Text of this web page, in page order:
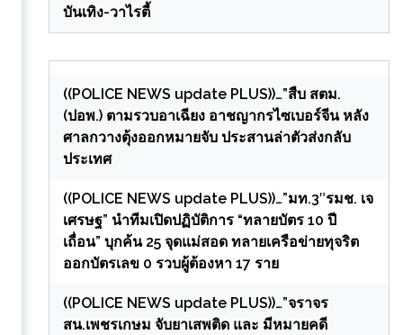
บันเทิง-วาไรตี้
((POLICE NEWS update PLUS))…”สืบ สตม.
(ปอพ.) ตามรวบอาเฉียง อาชญากรไซเบอร์จีน หลัง
ศาลกวางตุ้งออกหมายจับ ประสานล่าตัวส่งกลับ
ประเทศ
((POLICE NEWS update PLUS))…”มท.3″รมช. เจ
เศรษฐ” นำทีมเปิดปฏิบัติการ “ทลายบัตร 10 ปี
เถื่อน” บุกค้น 25 จุดแม่สอด ทลายเครือข่ายทุจริต
ออกบัตรเลข 0 รวบผู้ต้องหา 17 ราย
((POLICE NEWS update PLUS))…”จราจร
สน.เพชรเกษม จับยาเสพติด และ มีหมายคดี